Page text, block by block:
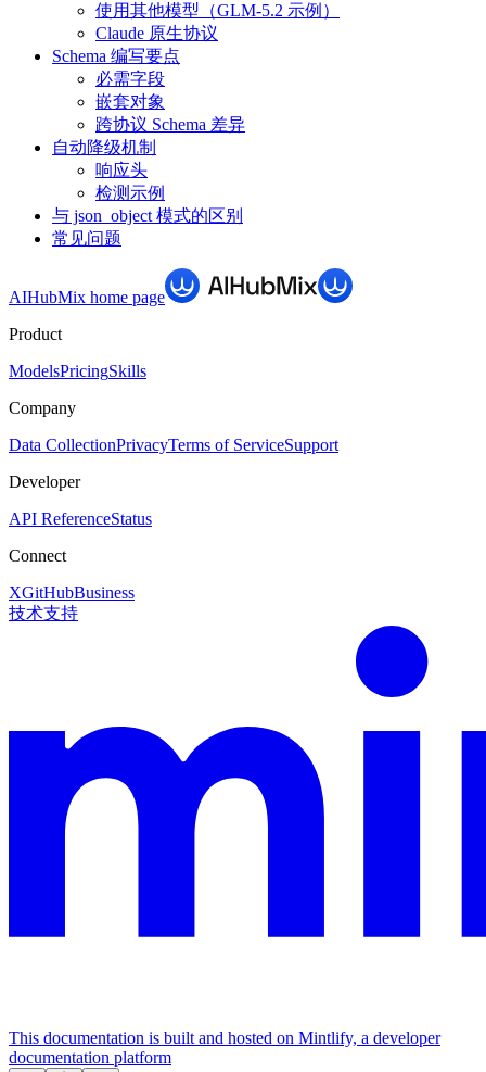
使用其他模型（GLM-5.2 示例）
Claude 原生协议
Schema 编写要点
必需字段
嵌套对象
跨协议 Schema 差异
自动降级机制
响应头
检测示例
与 json_object 模式的区别
常见问题
AIHubMix home page
Product
ModelsPricingSkills
Company
Data CollectionPrivacyTerms of ServiceSupport
Developer
API ReferenceStatus
Connect
XGitHubBusiness
技术支持
This documentation is built and hosted on Mintlify, a developer
documentation platform